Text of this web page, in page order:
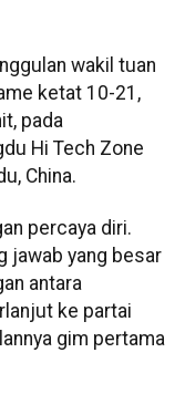
wakil tuan
ketat 10-21,
pada
Hi Tech Zone
China.
percaya diri.
jawab yang besar
antara
ke partai
gim pertama